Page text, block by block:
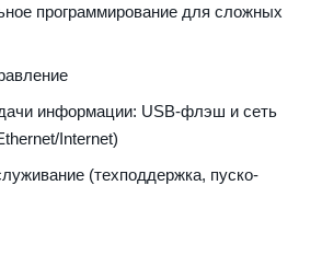
программирование для сложных
информации: USB-флэш и сеть
Internet)
(техподдержка, пуско-